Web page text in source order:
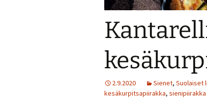
Keitot
Makeat
2.9.2020 Sienet, Suolaiset
kesäkurpitsapiirakka, sienipiirakka